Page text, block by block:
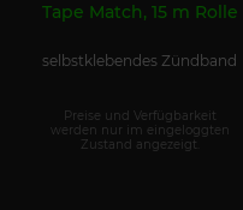
Tape Match, 15 m Rolle
selbstklebendes Zündband
Preise und Verfügbarkeit
werden nur im eingeloggten
Zustand angezeigt.